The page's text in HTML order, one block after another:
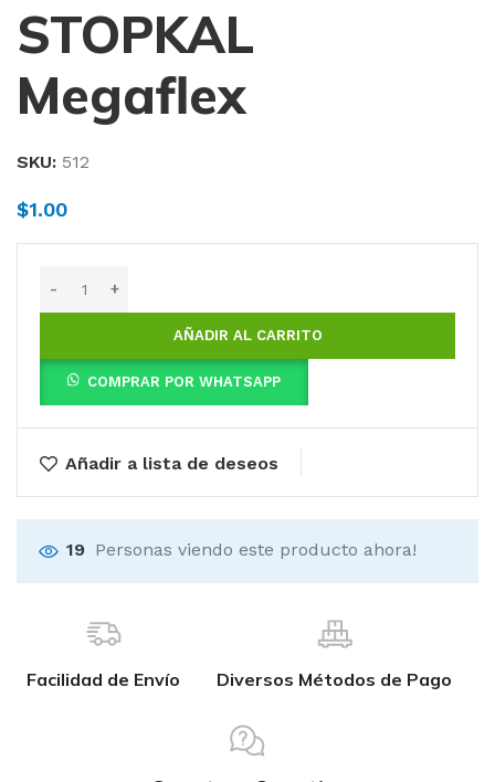
STOPKAL
Megaflex
SKU: 512
$1.00
AÑADIR AL CARRITO
COMPRAR POR WHATSAPP
Añadir a lista de deseos
19 Personas viendo este producto ahora!
Facilidad de Envío Diversos Métodos de Pago